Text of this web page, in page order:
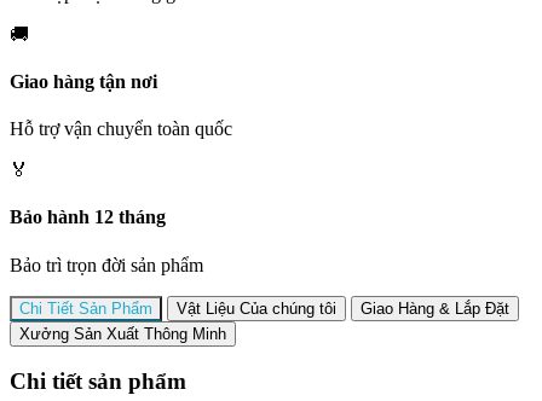
🚚
Giao hàng tận nơi
Hỗ trợ vận chuyển toàn quốc
🏅
Bảo hành 12 tháng
Bảo trì trọn đời sản phẩm
Chi Tiết Sản Phẩm Vật Liệu Của chúng tôi
Giao Hàng & Lắp Đặt
Xưởng Sản Xuất Thông Minh
Chi tiết sản phẩm